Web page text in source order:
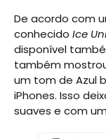
De acordo com
conhecido Ice
disponível
também
um tom de Azul
iPhones. Isso
suaves e com